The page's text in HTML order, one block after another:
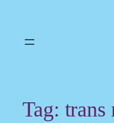
content
Tag: trans